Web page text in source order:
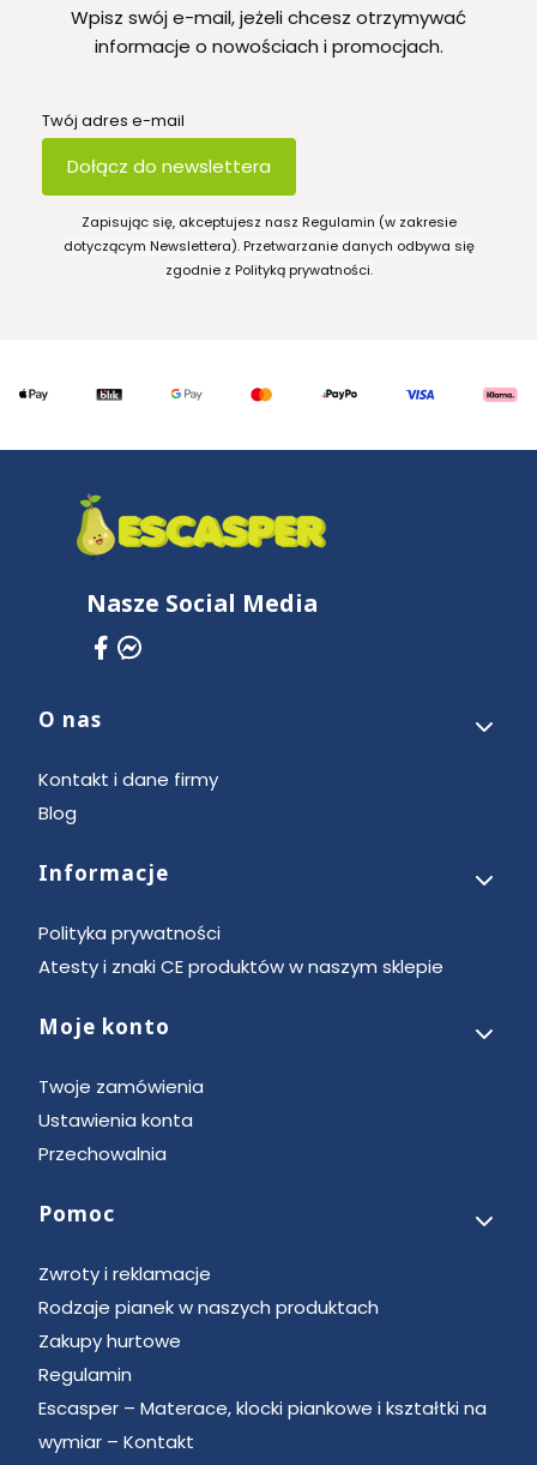
Wpisz swój e-mail, jeżeli chcesz otrzymywać
informacje o nowościach i promocjach.
Twój adres e-mail
Dołącz do newslettera
Zapisując się, akceptujesz nasz Regulamin (w zakresie
dotyczącym Newslettera). Przetwarzanie danych odbywa się
zgodnie z Polityką prywatności.
Nasze Social Media
Linki w stopce
O nas
Kontakt i dane firmy
Blog
Informacje
Polityka prywatności
Atesty i znaki CE produktów w naszym sklepie
Moje konto
Twoje zamówienia
Ustawienia konta
Przechowalnia
Pomoc
Zwroty i reklamacje
Rodzaje pianek w naszych produktach
Zakupy hurtowe
Regulamin
Escasper – Materace, klocki piankowe i kształtki na
wymiar – Kontakt